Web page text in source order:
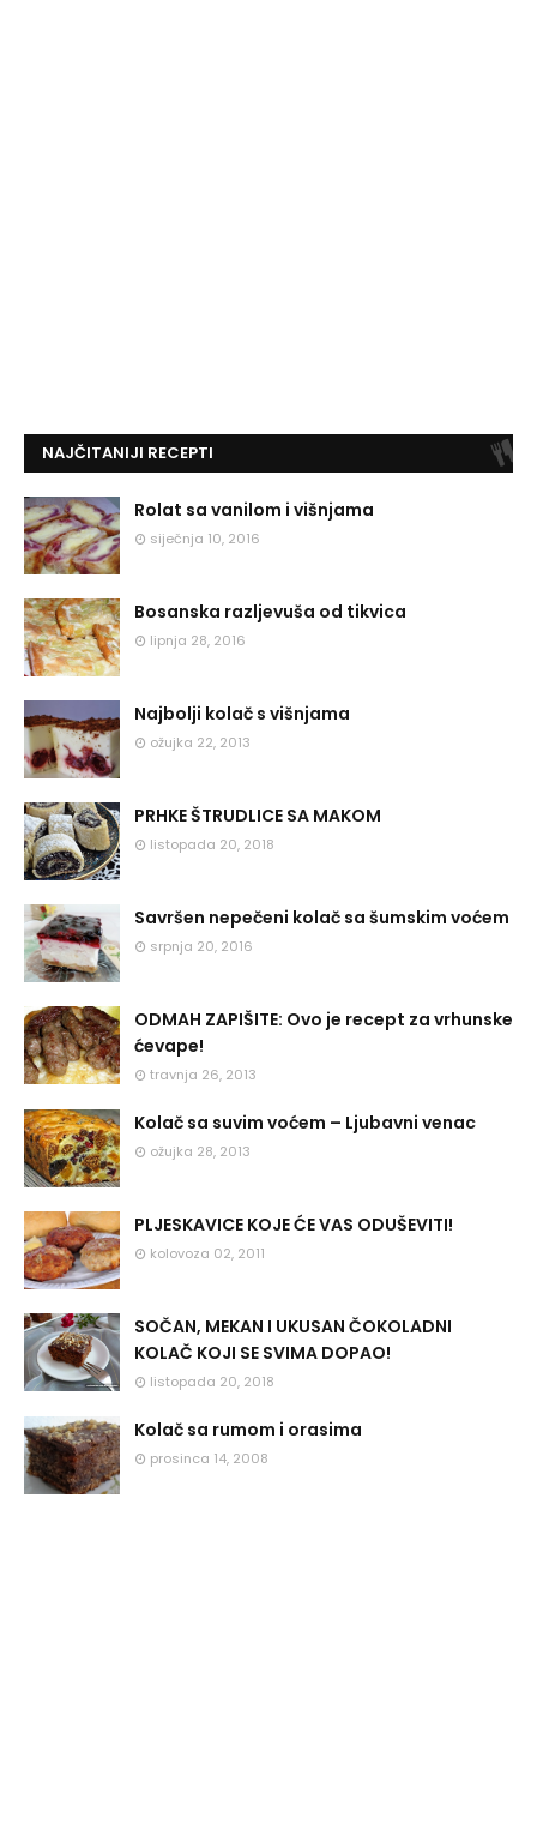
NAJČITANIJI RECEPTI
Rolat sa vanilom i višnjama
siječnja 10, 2016
Bosanska razljevuša od tikvica
lipnja 28, 2016
Najbolji kolač s višnjama
ožujka 22, 2013
PRHKE ŠTRUDLICE SA MAKOM
listopada 20, 2018
Savršen nepečeni kolač sa šumskim voćem
srpnja 20, 2016
ODMAH ZAPIŠITE: Ovo je recept za vrhunske
ćevape!
travnja 26, 2013
Kolač sa suvim voćem – Ljubavni venac
ožujka 28, 2013
PLJESKAVICE KOJE ĆE VAS ODUŠEVITI!
kolovoza 02, 2011
SOČAN, MEKAN I UKUSAN ČOKOLADNI
KOLAČ KOJI SE SVIMA DOPAO!
listopada 20, 2018
Kolač sa rumom i orasima
prosinca 14, 2008